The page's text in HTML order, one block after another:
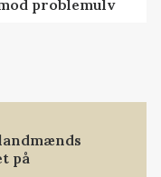
problemulv
på